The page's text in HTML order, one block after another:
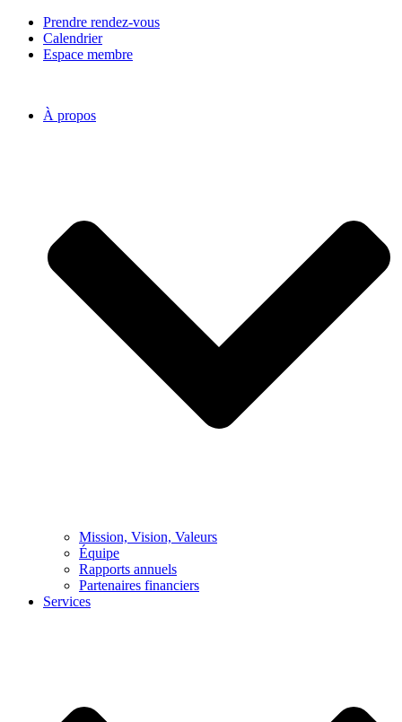
Prendre rendez-vous
Calendrier
Espace membre
À propos
Mission, Vision, Valeurs
Équipe
Rapports annuels
Partenaires financiers
Services